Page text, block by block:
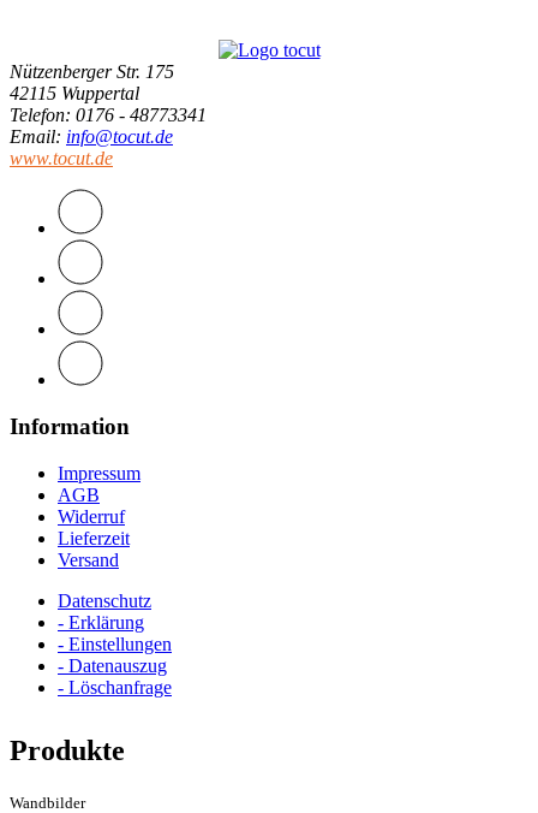
Nützenberger Str. 175
42115 Wuppertal
Telefon: 0176 - 48773341
Email: info@tocut.de
www.tocut.de
Information
Impressum
AGB
Widerruf
Lieferzeit
Versand
Datenschutz
- Erklärung
- Einstellungen
- Datenauszug
- Löschanfrage
Produkte
Wandbilder